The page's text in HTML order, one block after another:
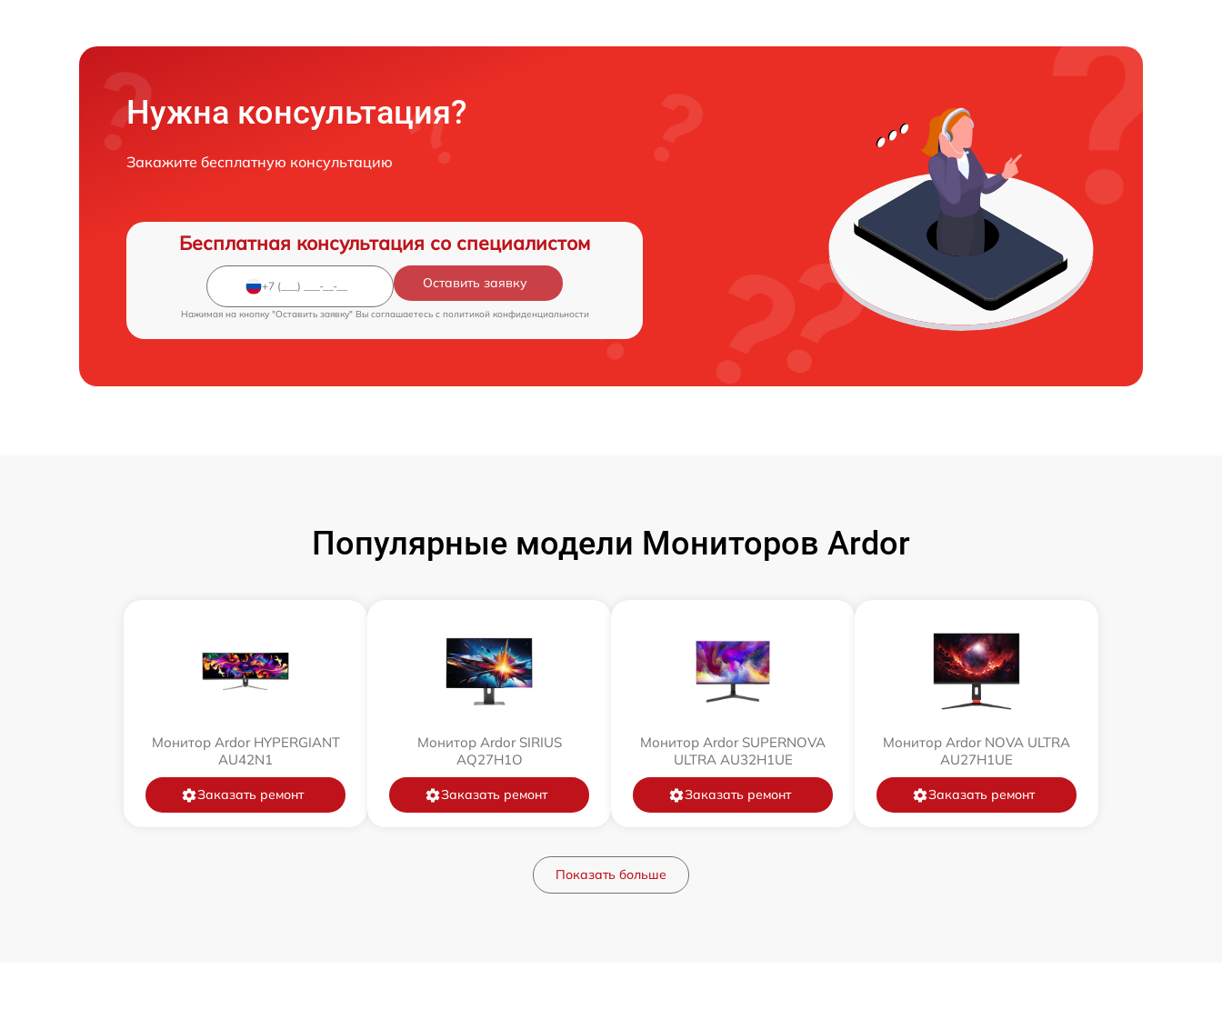
Нужна консультация?
Закажите бесплатную консультацию
Бесплатная консультация со специалистом
Оставить заявку
Нажимая на кнопку "Оставить заявку" Вы соглашаетесь c политикой конфиденциальности
Популярные модели Мониторов Ardor
Монитор Ardor HYPERGIANT
AU42N1
Заказать ремонт
Монитор Ardor SIRIUS
AQ27H1O
Заказать ремонт
Монитор Ardor SUPERNOVA
ULTRA AU32H1UE
Заказать ремонт
Монитор Ardor NOVA ULTRA
AU27H1UE
Заказать ремонт
Показать больше